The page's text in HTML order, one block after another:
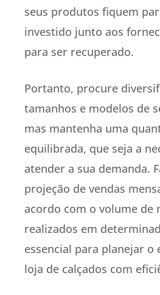
seus produtos fiquem
investido junto aos
para ser recuperado.
Portanto, procure
tamanhos e modelos de
mas mantenha uma
equilibrada, que seja a
atender a sua demanda.
projeção de vendas
acordo com o volume de
realizados em
essencial para planejar o
loja de calçados com